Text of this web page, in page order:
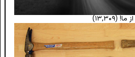
ما!(۱۳,۳۰۹)